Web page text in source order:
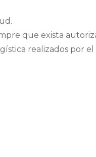
que exista
realizados por el